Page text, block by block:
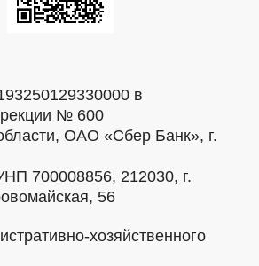
в
№ 600
ОАО «Сбер Банк», г.
700008856, 212030, г.
56
хозяйственного